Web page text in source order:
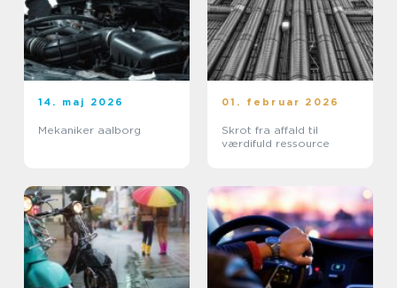
14. maj 2026
Mekaniker aalborg
01. februar 2026
Skrot fra affald til
værdifuld ressource